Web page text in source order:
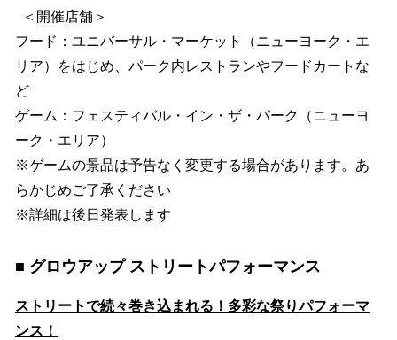
＜開催店舗＞
フード：ユニバーサル・マーケット（ニューヨーク・エ
リア）をはじめ、パーク内レストランやフードカートな
ど
ゲーム：フェスティバル・イン・ザ・パーク（ニューヨ
ーク・エリア）
※ゲームの景品は予告なく変更する場合があります。あ
らかじめご了承ください
※詳細は後日発表します
■ グロウアップ ストリートパフォーマンス
ストリートで続々巻き込まれる！多彩な祭りパフォーマ
ンス！